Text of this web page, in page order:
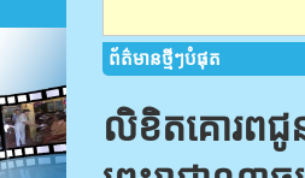
ព័ត៌មានថ្មីៗបំផុត
លិខិតគោរពជូន